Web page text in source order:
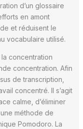
d’un glossaire
en amont
et réduisent le
vocabulaire utilisé.
concentration
concentration. Afin
de transcription,
concentré. Il s’agit
calme, d’éliminer
méthode de
Pomodoro. La